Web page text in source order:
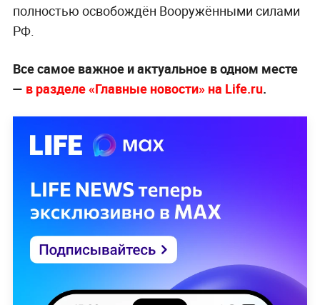
полностью освобождён Вооружёнными силами
РФ.
Все самое важное и актуальное в одном месте
— в разделе «Главные новости» на Life.ru.